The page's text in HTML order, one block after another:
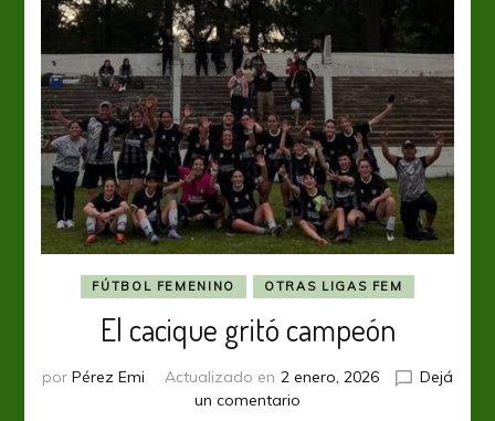
FÚTBOL FEMENINO OTRAS LIGAS FEM
El cacique gritó campeón
por Pérez Emi Actualizado en 2 enero, 2026
Dejá
un comentario